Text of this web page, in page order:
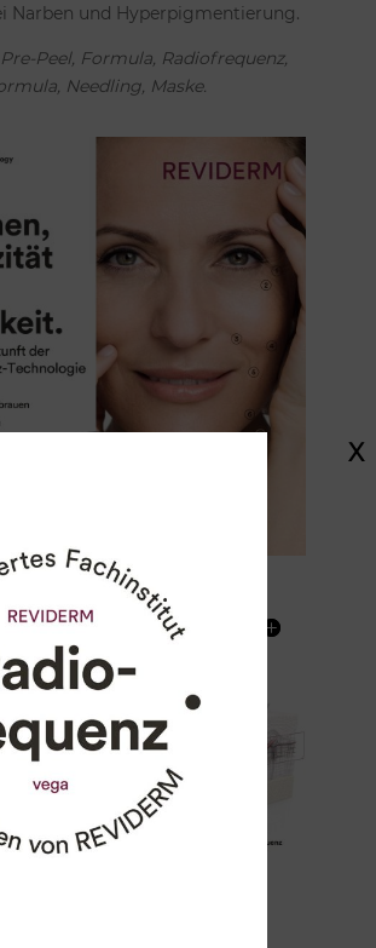
Narben und Hyperpigmentierung.
Peel, Formula, Radiofrequenz,
Needling, Maske.
GUT ZU WISSEN
X